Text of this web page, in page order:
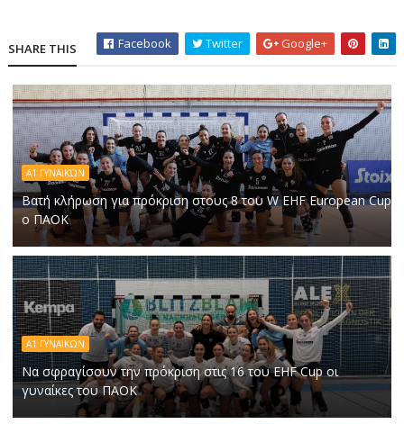
SHARE THIS Facebook Twitter Google+
Α1 ΓΥΝΑΙΚΏΝ
Βατή κλήρωση για πρόκριση στους 8 του W EHF European Cup
ο ΠΑΟΚ
Α1 ΓΥΝΑΙΚΩΝ
Να σφραγίσουν την πρόκριση στις 16 του EHF Cup οι
γυναίκες του ΠΑΟΚ